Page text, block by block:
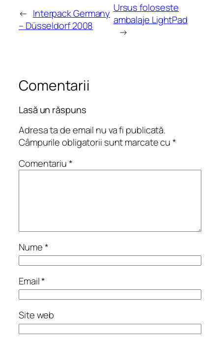
← Interpack Germany
– Düsseldorf 2008
Ursus foloseste
ambalaje LightPad
→
Comentarii
Lasă un răspuns
Adresa ta de email nu va fi publicată.
Câmpurile obligatorii sunt marcate cu*
Comentariu*
Nume*
Email*
Site web